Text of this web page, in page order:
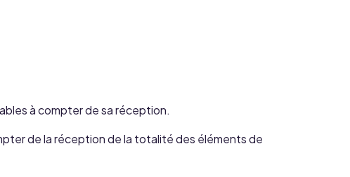
à compter de sa réception.
de la réception de la totalité des éléments de